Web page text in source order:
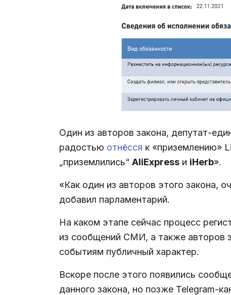
Один из авторов закона, депутат-
радостью отнёсся к «приземлению»
„приземлились“ AliExpress и iHerb».
«Как один из авторов этого закона,
добавил парламентарий.
На каком этапе сейчас процесс
из сообщений СМИ, а также авторов
событиям публичный характер.
Вскоре после этого появились
данного закона, но позже Telegram-